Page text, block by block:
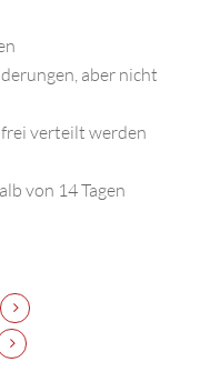
aber nicht
verteilt werden
von 14 Tagen